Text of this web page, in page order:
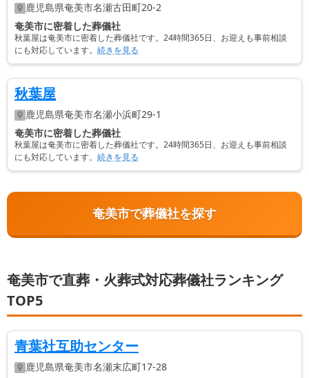
鹿児島県奄美市名瀬古田町20-2
奄美市に密着した葬儀社
秋葉屋は奄美市に密着した葬儀社です。24時間365日、お迎えも事前相談
にも対応しています。 続きを見る
秋葉屋
鹿児島県奄美市名瀬小浜町29-1
奄美市に密着した葬儀社
秋葉屋は奄美市に密着した葬儀社です。24時間365日、お迎えも事前相談
にも対応しています。 続きを見る
奄美市で葬儀社を探す
奄美市で直葬・火葬式対応葬儀社ランキング
TOP5
青葉社互助センター
鹿児島県奄美市名瀬末広町17-28